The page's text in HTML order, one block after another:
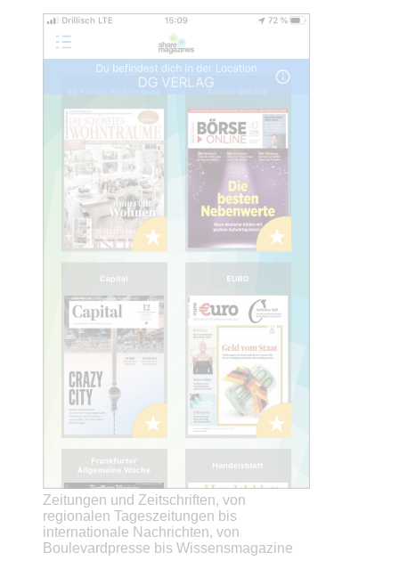
Zeitungen und Zeitschriften, von
regionalen Tageszeitungen bis
internationale Nachrichten, von
Boulevardpresse bis Wissensmagazine